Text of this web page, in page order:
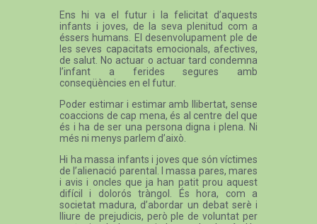
Ens hi va el futur i la felicitat d’aquests
infants i joves, de la seva plenitud com a
éssers humans. El desenvolupament ple de
les seves capacitats emocionals, afectives,
de salut. No actuar o actuar tard condemna
l’infant a ferides segures amb
conseqüències en el futur.
Poder estimar i estimar amb llibertat, sense
coaccions de cap mena, és al centre del que
és i ha de ser una persona digna i plena. Ni
més ni menys parlem d’això.
Hi ha massa infants i joves que són víctimes
de l’alienació parental. I massa pares, mares
i avis i oncles que ja han patit prou aquest
difícil i dolorós tràngol. És hora, com a
societat madura, d’abordar un debat serè i
lliure de prejudicis, però ple de voluntat per